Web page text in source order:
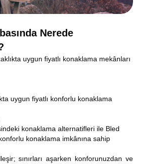
Nerede
uygun fiyatlı konaklama mekânları
uygun fiyatlı konforlu konaklama
konaklama alternatifleri ile Bled
konaklama imkânına sahip
sınırları aşarken konforunuzdan ve